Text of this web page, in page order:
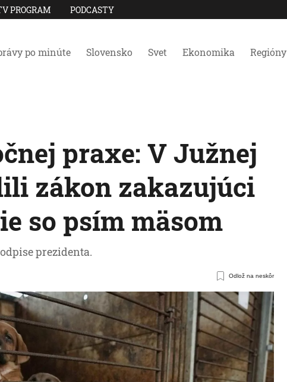
PROGRAM PODCASTY
po minúte Slovensko Svet Ekonomika Regióny
praxe: V Južnej
zákon zakazujúci
so psím mäsom
prezidenta.
Odlož na neskôr